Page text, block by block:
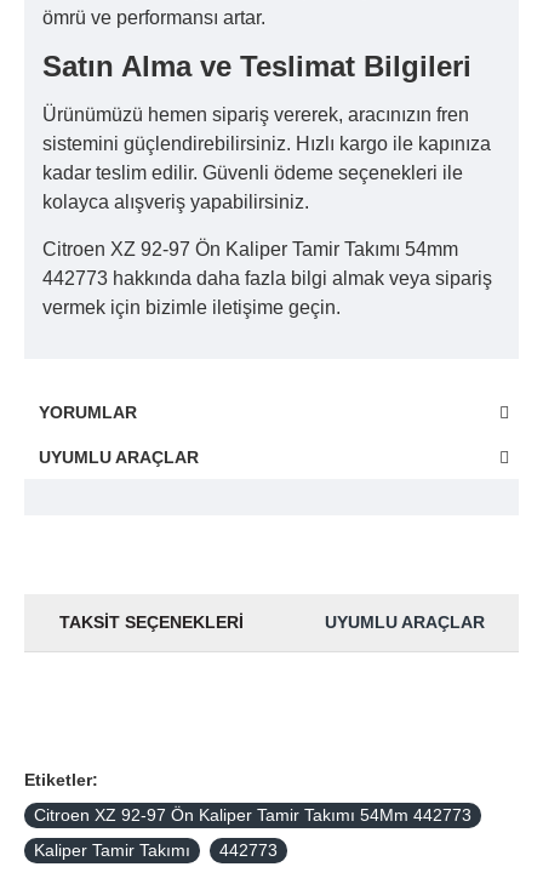
ömrü ve performansı artar.
Satın Alma ve Teslimat Bilgileri
Ürünümüzü hemen sipariş vererek, aracınızın fren
sistemini güçlendirebilirsiniz. Hızlı kargo ile kapınıza
kadar teslim edilir. Güvenli ödeme seçenekleri ile
kolayca alışveriş yapabilirsiniz.
Citroen XZ 92-97 Ön Kaliper Tamir Takımı 54mm
442773 hakkında daha fazla bilgi almak veya sipariş
vermek için bizimle iletişime geçin.
YORUMLAR
UYUMLU ARAÇLAR
TAKSIT SEÇENEKLERI UYUMLU ARAÇLAR
Etiketler:
Citroen XZ 92-97 Ön Kaliper Tamir Takımı 54Mm 442773
Kaliper Tamir Takımı
442773